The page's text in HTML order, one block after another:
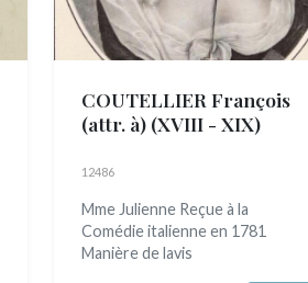
COUTELLIER François
(attr. à) (XVIII - XIX)
12486
Mme Julienne Reçue à la
Comédie italienne en 1781
Manière de lavis